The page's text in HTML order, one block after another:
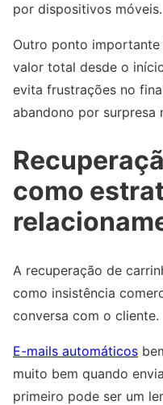
por dispositivos móveis.
Outro ponto importante
valor total desde o
evita frustrações no
abandono por surpresa
como
A recuperação de
como insistência
conversa com o cliente.
E-mails automáticos
muito bem quando
primeiro pode ser um